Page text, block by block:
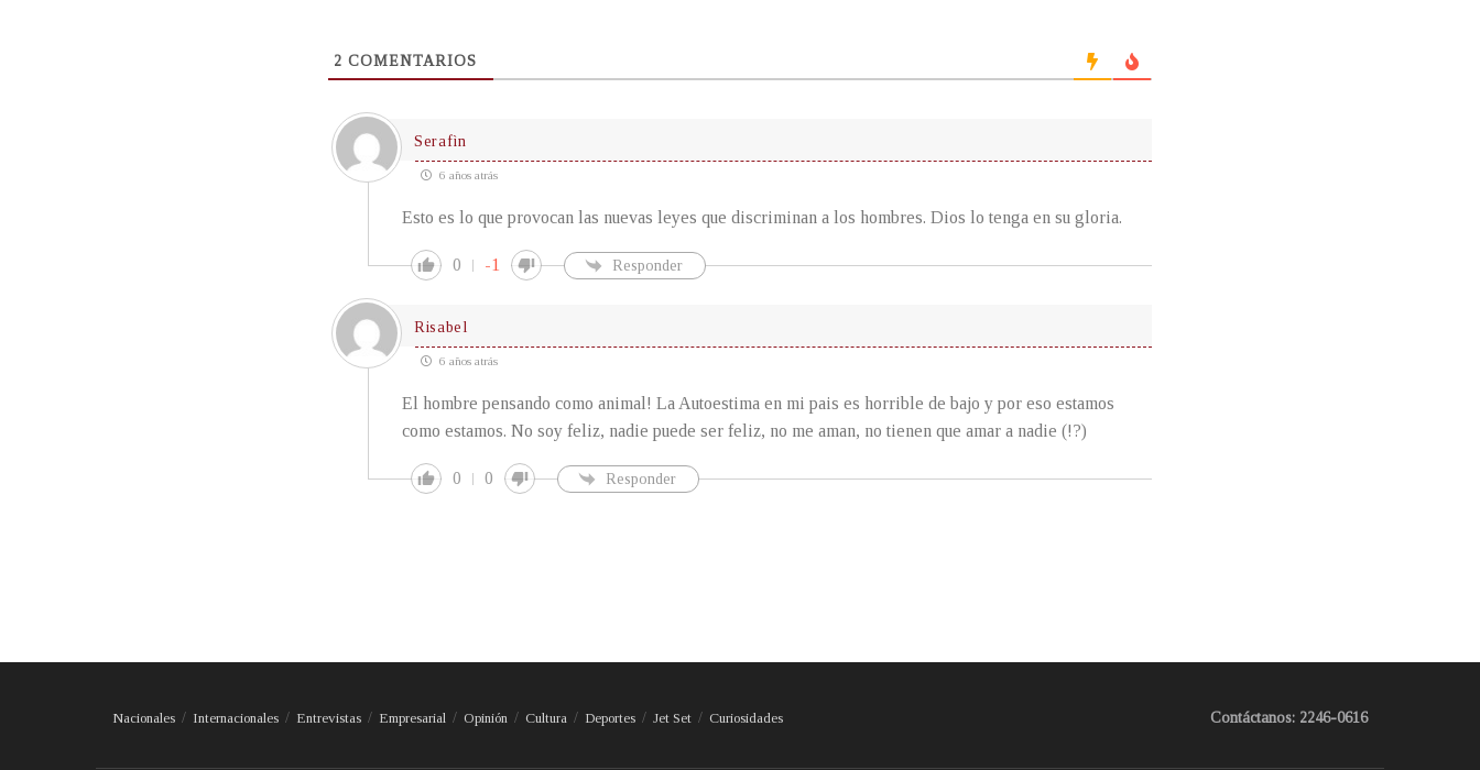
2 COMENTARIOS
Serafìn
6 años atrás
Esto es lo que provocan las nuevas leyes que discriminan a los hombres. Dios lo tenga en su gloria.
0 -1 Responder
Risabel
6 años atrás
El hombre pensando como animal! La Autoestima en mi pais es horrible de bajo y por eso estamos
como estamos. No soy feliz, nadie puede ser feliz, no me aman, no tienen que amar a nadie (!?)
0 0 Responder
Nacionales Internacionales Entrevistas Empresarial Opinión Cultura Deportes Jet Set Curiosidades Contáctanos: 2246-0616